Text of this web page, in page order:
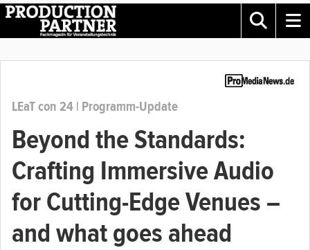
LEaT con 24 | Programm-Update
Beyond the Standards:
Crafting Immersive Audio
for Cutting-Edge Venues –
and what goes ahead